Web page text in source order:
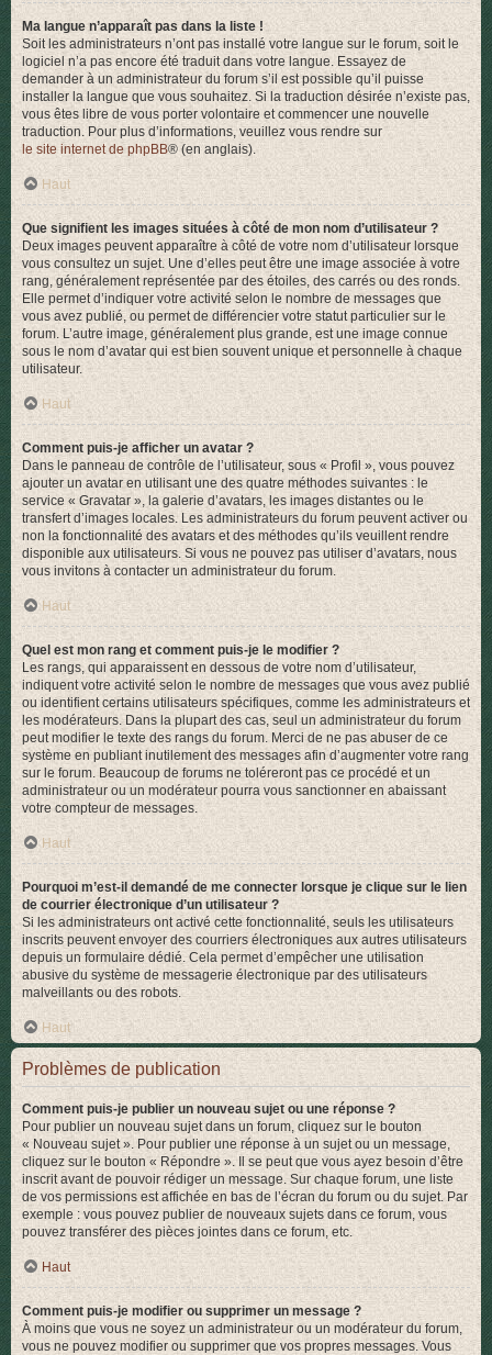
Ma langue n’apparaît pas dans la liste !
Soit les administrateurs n’ont pas installé votre langue sur le forum, soit le
logiciel n’a pas encore été traduit dans votre langue. Essayez de
demander à un administrateur du forum s’il est possible qu’il puisse
installer la langue que vous souhaitez. Si la traduction désirée n’existe pas,
vous êtes libre de vous porter volontaire et commencer une nouvelle
traduction. Pour plus d’informations, veuillez vous rendre sur
le site internet de phpBB® (en anglais).
Haut
Que signifient les images situées à côté de mon nom d’utilisateur ?
Deux images peuvent apparaître à côté de votre nom d’utilisateur lorsque
vous consultez un sujet. Une d’elles peut être une image associée à votre
rang, généralement représentée par des étoiles, des carrés ou des ronds.
Elle permet d’indiquer votre activité selon le nombre de messages que
vous avez publié, ou permet de différencier votre statut particulier sur le
forum. L’autre image, généralement plus grande, est une image connue
sous le nom d’avatar qui est bien souvent unique et personnelle à chaque
utilisateur.
Haut
Comment puis-je afficher un avatar ?
Dans le panneau de contrôle de l’utilisateur, sous « Profil », vous pouvez
ajouter un avatar en utilisant une des quatre méthodes suivantes : le
service « Gravatar », la galerie d’avatars, les images distantes ou le
transfert d’images locales. Les administrateurs du forum peuvent activer ou
non la fonctionnalité des avatars et des méthodes qu’ils veuillent rendre
disponible aux utilisateurs. Si vous ne pouvez pas utiliser d’avatars, nous
vous invitons à contacter un administrateur du forum.
Haut
Quel est mon rang et comment puis-je le modifier ?
Les rangs, qui apparaissent en dessous de votre nom d’utilisateur,
indiquent votre activité selon le nombre de messages que vous avez publié
ou identifient certains utilisateurs spécifiques, comme les administrateurs et
les modérateurs. Dans la plupart des cas, seul un administrateur du forum
peut modifier le texte des rangs du forum. Merci de ne pas abuser de ce
système en publiant inutilement des messages afin d’augmenter votre rang
sur le forum. Beaucoup de forums ne toléreront pas ce procédé et un
administrateur ou un modérateur pourra vous sanctionner en abaissant
votre compteur de messages.
Haut
Pourquoi m’est-il demandé de me connecter lorsque je clique sur le lien
de courrier électronique d’un utilisateur ?
Si les administrateurs ont activé cette fonctionnalité, seuls les utilisateurs
inscrits peuvent envoyer des courriers électroniques aux autres utilisateurs
depuis un formulaire dédié. Cela permet d’empêcher une utilisation
abusive du système de messagerie électronique par des utilisateurs
malveillants ou des robots.
Haut
Problèmes de publication
Comment puis-je publier un nouveau sujet ou une réponse ?
Pour publier un nouveau sujet dans un forum, cliquez sur le bouton
« Nouveau sujet ». Pour publier une réponse à un sujet ou un message,
cliquez sur le bouton « Répondre ». Il se peut que vous ayez besoin d’être
inscrit avant de pouvoir rédiger un message. Sur chaque forum, une liste
de vos permissions est affichée en bas de l’écran du forum ou du sujet. Par
exemple : vous pouvez publier de nouveaux sujets dans ce forum, vous
pouvez transférer des pièces jointes dans ce forum, etc.
Haut
Comment puis-je modifier ou supprimer un message ?
À moins que vous ne soyez un administrateur ou un modérateur du forum,
vous ne pouvez modifier ou supprimer que vos propres messages. Vous